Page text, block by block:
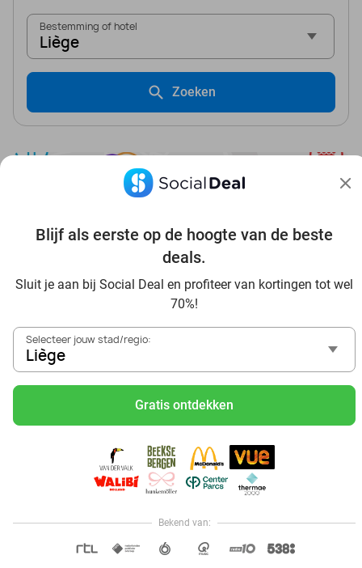
Blijf als eerste op de hoogte van de beste
deals.
Sluit je aan bij Social Deal en profiteer van kortingen tot wel
70%!
Selecteer jouw stad/regio:
Liège
Gratis ontdekken
Bekend van:
Bestemming of hotel
Liège
Zoeken
Ontdek nog meer topdeals in jouw omgeving
Voordelig genieten in Liège: haal deal-inspiratie uit onze
Mangez des sushis à Liège
Mangez à volonté à Liège
Center Parcs Les Ardennes
Plopsa Coo Ardennes: gezellig familiepark vlakbij de
Hoi, onze klantenservice is open,
dus als je een vraag hebt helpen